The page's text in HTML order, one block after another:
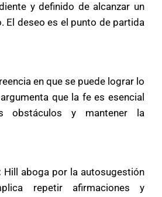
y definido de alcanzar un
El deseo es el punto de partida
en que se puede lograr lo
que la fe es esencial
obstáculos y mantener la
Hill aboga por la autosugestión
repetir afirmaciones y